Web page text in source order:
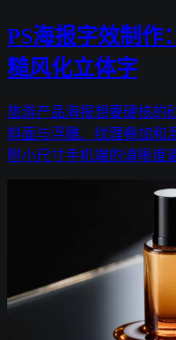
PS海报字效制作
糙风化立体字
旅游产品海报想要硬核的
斜面与浮雕、纹理叠加和
附小尺寸手机端的清晰度